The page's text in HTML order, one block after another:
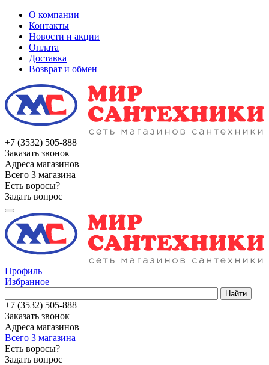
О компании
Контакты
Новости и акции
Оплата
Доставка
Возврат и обмен
+7 (3532) 505-888
Заказать звонок
Адреса магазинов
Всего 3 магазина
Есть воросы?
Задать вопрос
Профиль
Избранное
Найти
+7 (3532) 505-888
Заказать звонок
Адреса магазинов
Всего 3 магазина
Есть воросы?
Задать вопрос